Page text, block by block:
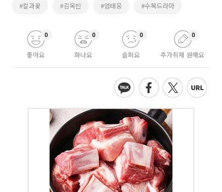
#칼과꽃 #김옥빈 #엄태웅 #수목드라마
좋아요
0
화나요
0
슬퍼요
0
추가취재 원해요
0